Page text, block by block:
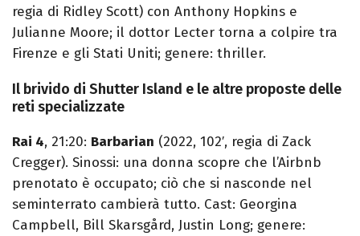
regia di Ridley Scott) con Anthony Hopkins e
Julianne Moore; il dottor Lecter torna a colpire tra
Firenze e gli Stati Uniti; genere: thriller.
Il brivido di Shutter Island e le altre proposte delle
reti specializzate
Rai 4, 21:20: Barbarian (2022, 102′, regia di Zack
Cregger). Sinossi: una donna scopre che l’Airbnb
prenotato è occupato; ciò che si nasconde nel
seminterrato cambierà tutto. Cast: Georgina
Campbell, Bill Skarsgård, Justin Long; genere: